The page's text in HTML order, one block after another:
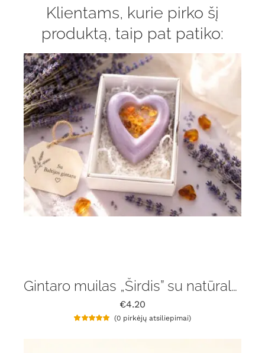
Klientams, kurie pirko šį
produktą, taip pat patiko:
Gintaro muilas „Širdis” su natūralaus gintaru gabaliukais ir levanda
€4.20
(0pirkėjų atsiliepimai)